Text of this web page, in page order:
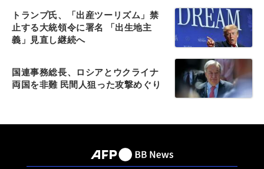
トランプ氏、「出産ツーリズム」禁
止する大統領令に署名 「出生地主
義」見直し継続へ
国連事務総長、ロシアとウクライナ
両国を非難 民間人狙った攻撃めぐり